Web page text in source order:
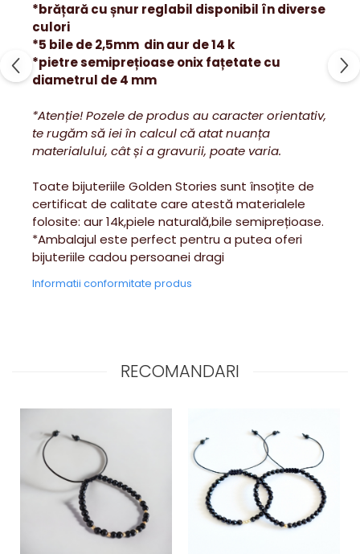
*brățară cu șnur reglabil disponibil în diverse
culori
*5 bile de 2,5mm din aur de 14 k
*pietre semiprețioase onix fațetate cu
diametrul de 4 mm
*Atenție! Pozele de produs au caracter orientativ,
te rugăm să iei în calcul că atat nuanța
materialului, cât și a gravurii, poate varia.
Toate bijuteriile Golden Stories sunt însoțite de
certificat de calitate care atestă materialele
folosite: aur 14k,piele naturală,bile semiprețioase.
*Ambalajul este perfect pentru a putea oferi
bijuteriile cadou persoanei dragi
Informatii conformitate produs
RECOMANDARI